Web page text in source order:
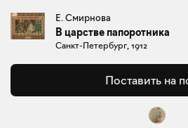
Е. Смирнова
В царстве папоротника
Санкт-Петербург, 1912
Поставить на